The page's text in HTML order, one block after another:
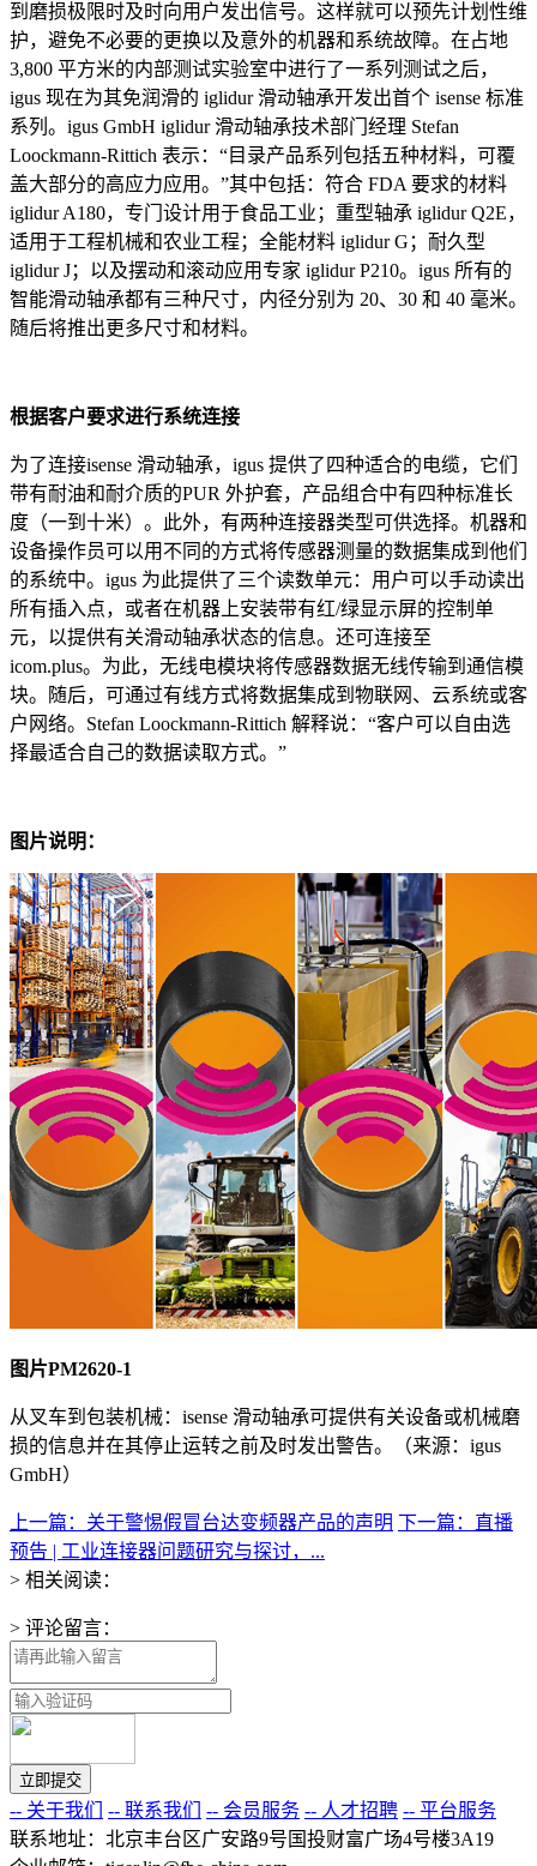
到磨损极限时及时向用户发出信号。这样就可以预先计划性维
护，避免不必要的更换以及意外的机器和系统故障。在占地
3,800 平方米的内部测试实验室中进行了一系列测试之后，
igus 现在为其免润滑的 iglidur 滑动轴承开发出首个 isense 标准
系列。igus GmbH iglidur 滑动轴承技术部门经理 Stefan
Loockmann-Rittich 表示：“目录产品系列包括五种材料，可覆
盖大部分的高应力应用。”其中包括：符合 FDA 要求的材料
iglidur A180，专门设计用于食品工业；重型轴承 iglidur Q2E，
适用于工程机械和农业工程；全能材料 iglidur G；耐久型
iglidur J；以及摆动和滚动应用专家 iglidur P210。igus 所有的
智能滑动轴承都有三种尺寸，内径分别为 20、30 和 40 毫米。
随后将推出更多尺寸和材料。
根据客户要求进行系统连接
为了连接isense 滑动轴承，igus 提供了四种适合的电缆，它们
带有耐油和耐介质的PUR 外护套，产品组合中有四种标准长
度（一到十米）。此外，有两种连接器类型可供选择。机器和
设备操作员可以用不同的方式将传感器测量的数据集成到他们
的系统中。igus 为此提供了三个读数单元：用户可以手动读出
所有插入点，或者在机器上安装带有红/绿显示屏的控制单
元，以提供有关滑动轴承状态的信息。还可连接至
icom.plus。为此，无线电模块将传感器数据无线传输到通信模
块。随后，可通过有线方式将数据集成到物联网、云系统或客
户网络。Stefan Loockmann-Rittich 解释说：“客户可以自由选
择最适合自己的数据读取方式。”
图片说明：
图片PM2620-1
从叉车到包装机械：isense 滑动轴承可提供有关设备或机械磨
损的信息并在其停止运转之前及时发出警告。（来源：igus
GmbH）
上一篇：关于警惕假冒台达变频器产品的声明 下一篇：直播
预告 | 工业连接器问题研究与探讨，...
> 相关阅读：
> 评论留言：
-- 关于我们 -- 联系我们 -- 会员服务 -- 人才招聘 -- 平台服务
联系地址：北京丰台区广安路9号国投财富广场4号楼3A19